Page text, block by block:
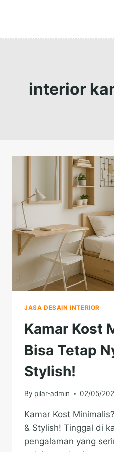
interior
JASA DESAIN INTERIOR
Kamar Kost
Bisa Tetap
Stylish!
By pilar-admin 02/05/
Kamar Kost
& Stylish! Tinggal di
pengalaman yang